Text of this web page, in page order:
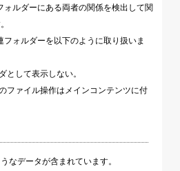
ルダーにある両者の関係を検出して関
ォルダーを以下のように取り扱いま
として表示しない。
ファイル操作はメインコンテンツに付
なデータが含まれています。